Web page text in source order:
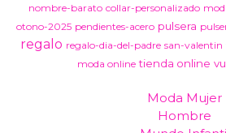
nombre-barato collar-personalizado
otono-2025 pendientes-acero pulsera
regalo regalo-dia-del-padre san-valentin
moda online tienda online
Moda Mujer
Hombre